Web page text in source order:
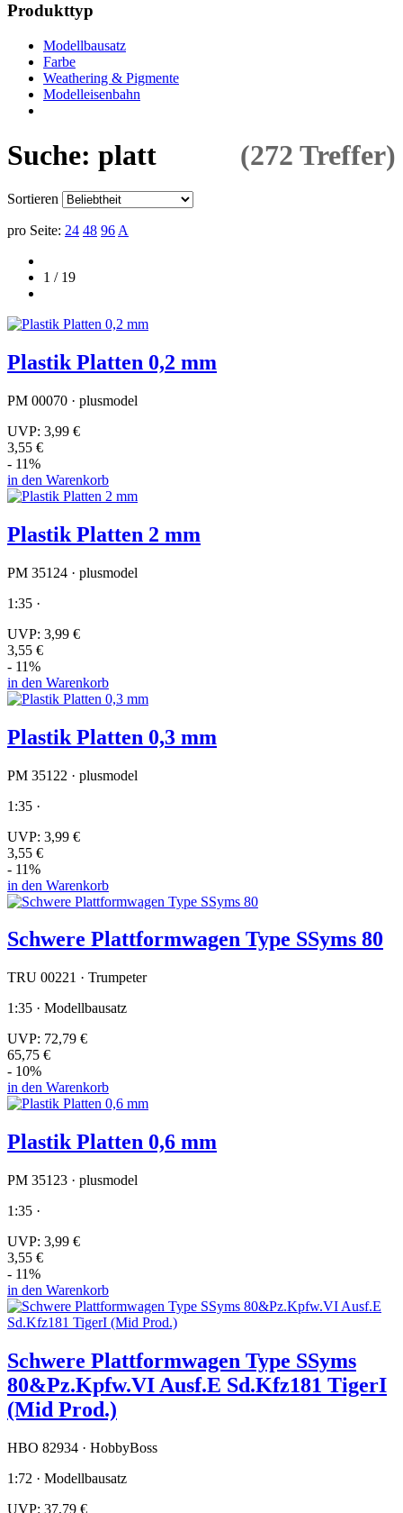
Produkttyp
Modellbausatz
Farbe
Weathering & Pigmente
Modelleisenbahn
Suche: platt (272 Treffer)
Sortieren
pro Seite: 24 48 96 A
1 / 19
Plastik Platten 0,2 mm
PM 00070 · plusmodel
UVP: 3,99 €
3,55 €
- 11%
in den Warenkorb
Plastik Platten 2 mm
PM 35124 · plusmodel
1:35 ·
UVP: 3,99 €
3,55 €
- 11%
in den Warenkorb
Plastik Platten 0,3 mm
PM 35122 · plusmodel
1:35 ·
UVP: 3,99 €
3,55 €
- 11%
in den Warenkorb
Schwere Plattformwagen Type SSyms 80
TRU 00221 · Trumpeter
1:35 · Modellbausatz
UVP: 72,79 €
65,75 €
- 10%
in den Warenkorb
Plastik Platten 0,6 mm
PM 35123 · plusmodel
1:35 ·
UVP: 3,99 €
3,55 €
- 11%
in den Warenkorb
Schwere Plattformwagen Type SSyms
80&Pz.Kpfw.VI Ausf.E Sd.Kfz181 TigerI
(Mid Prod.)
HBO 82934 · HobbyBoss
1:72 · Modellbausatz
UVP: 37,79 €